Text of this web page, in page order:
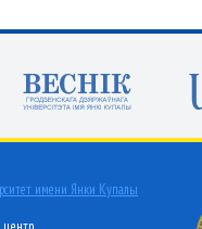
имени Янки Купалы